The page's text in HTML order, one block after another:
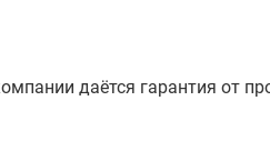
даётся гарантия от